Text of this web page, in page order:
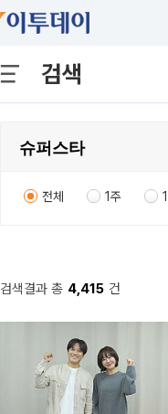
검색
전체 1주
검색결과 총 4,415 건